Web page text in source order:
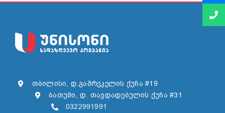
თბილისი, დ.გამრეკელის ქუჩა #19
ბათუმი, დ. თავდადებულის ქუჩა #31
0322991991